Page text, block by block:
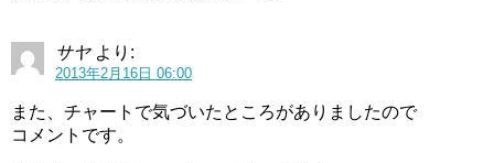
サヤ より:
2013年2月16日 06:00
また、チャートで気づいたところがありましたので
コメントです。